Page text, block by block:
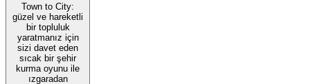
Town to City:
güzel ve hareketli
bir topluluk
yaratmanız için
sizi davet eden
sıcak bir şehir
kurma oyunu ile
ızgaradan